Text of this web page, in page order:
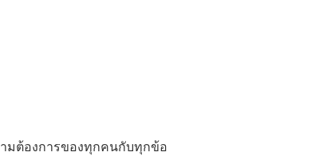
ามต้องการของทุกคนกับทุกข้อ